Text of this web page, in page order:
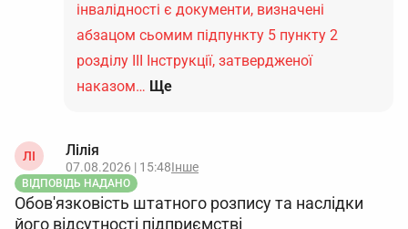
інвалідності є документи, визначені
абзацом сьомим підпункту 5 пункту 2
розділу ІІІ Інструкції, затвердженої
наказом… Ще
ЛІ Лілія
07.08.2026 | 15:48Інше
ВІДПОВІДЬ НАДАНО
Обов'язковість штатного розпису та наслідки
його відсутності підприємстві